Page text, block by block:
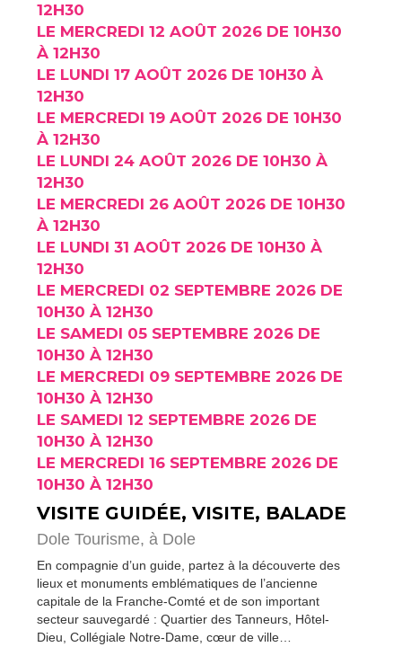
12H30
LE MERCREDI 12 AOÛT 2026 DE 10H30
À 12H30
LE LUNDI 17 AOÛT 2026 DE 10H30 À
12H30
LE MERCREDI 19 AOÛT 2026 DE 10H30
À 12H30
LE LUNDI 24 AOÛT 2026 DE 10H30 À
12H30
LE MERCREDI 26 AOÛT 2026 DE 10H30
À 12H30
LE LUNDI 31 AOÛT 2026 DE 10H30 À
12H30
LE MERCREDI 02 SEPTEMBRE 2026 DE
10H30 À 12H30
LE SAMEDI 05 SEPTEMBRE 2026 DE
10H30 À 12H30
LE MERCREDI 09 SEPTEMBRE 2026 DE
10H30 À 12H30
LE SAMEDI 12 SEPTEMBRE 2026 DE
10H30 À 12H30
LE MERCREDI 16 SEPTEMBRE 2026 DE
10H30 À 12H30
VISITE GUIDÉE, VISITE, BALADE
Dole Tourisme, à Dole
En compagnie d’un guide, partez à la découverte des
lieux et monuments emblématiques de l’ancienne
capitale de la Franche-Comté et de son important
secteur sauvegardé : Quartier des Tanneurs, Hôtel-
Dieu, Collégiale Notre-Dame, cœur de ville…